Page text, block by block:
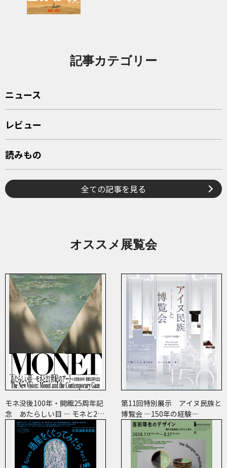
記事カテゴリー
ニュース
レビュー
読みもの
全ての記事を見る
オススメ展覧会
モネ没後100年・開館25周年記
念 あたらしい目 ― モネと21
世紀のアート
第11回特別展示 アイヌ民族と
博覧会 ―150年の経験―